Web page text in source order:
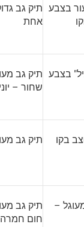
בצבע תיק גב
אחת
בצבע תיק גב
שחור –
בקו
תיק גב
–
תיק גב
חום חמרה